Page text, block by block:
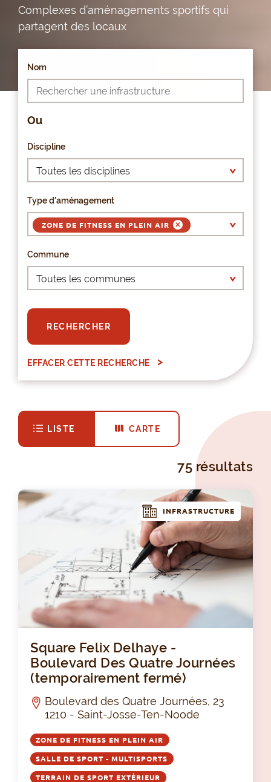
Complexes d’aménagements sportifs qui
partagent des locaux
Nom
Ou
Discipline
Type d'aménagement
ZONE DE FITNESS EN PLEIN AIR
Commune
RECHERCHER
EFFACER CETTE RECHERCHE
LISTE CARTE
75 résultats
INFRASTRUCTURE
Square Felix Delhaye -
Boulevard Des Quatre Journées
(temporairement fermé)
Boulevard des Quatre Journées, 23
1210 - Saint-Josse-Ten-Noode
ZONE DE FITNESS EN PLEIN AIR
SALLE DE SPORT - MULTISPORTS
TERRAIN DE SPORT EXTÉRIEUR